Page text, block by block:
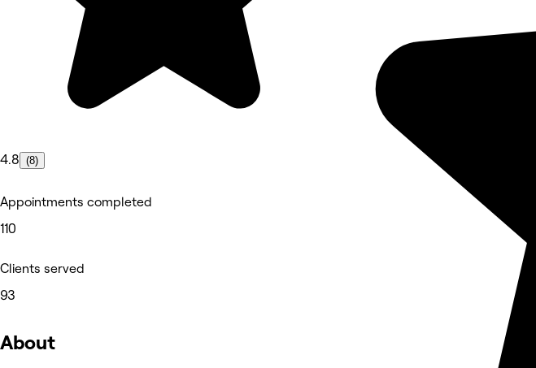
4.8 (8)
Appointments completed
110
Clients served
93
About